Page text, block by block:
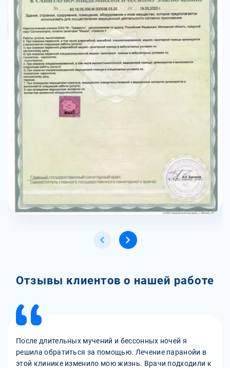
Отзывы клиентов о нашей работе
После длительных мучений и бессонных ночей я
решила обратиться за помощью. Лечение паранойи в
этой клинике изменило мою жизнь. Врачи подходили к